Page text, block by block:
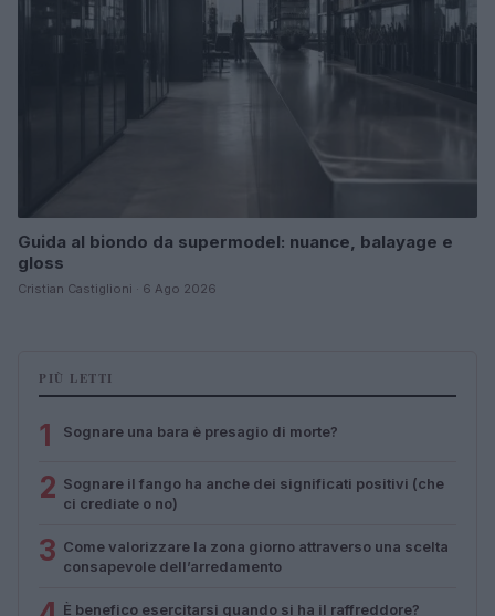
Guida al biondo da supermodel: nuance, balayage e
gloss
Cristian Castiglioni · 6 Ago 2026
PIÙ LETTI
1 Sognare una bara è presagio di morte?
2 Sognare il fango ha anche dei significati positivi (che
ci crediate o no)
3 Come valorizzare la zona giorno attraverso una scelta
consapevole dell’arredamento
È benefico esercitarsi quando si ha il raffreddore?